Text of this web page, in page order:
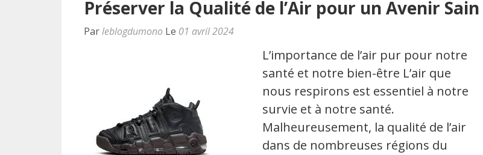
Préserver la Qualité de l’Air pour un Avenir Sain
Parleblogdumono Le 01 avril 2024
L’importance de l’air pur pour notre
santé et notre bien-être L’air que
nous respirons est essentiel à notre
survie et à notre santé.
Malheureusement, la qualité de l’air
dans de nombreuses régions du